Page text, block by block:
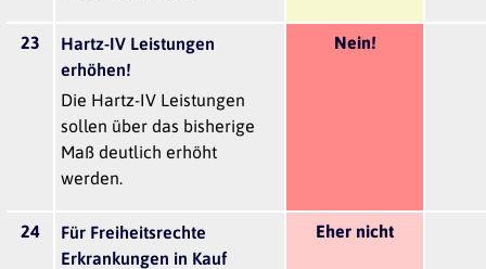
23
Hartz-IV Leistungen
erhöhen!
Die Hartz-IV Leistungen
sollen über das bisherige
Maß deutlich erhöht
werden.
Nein!
24
Für Freiheitsrechte
Erkrankungen in Kauf
Eher nicht